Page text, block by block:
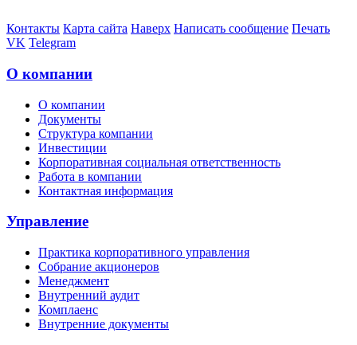
Контакты Карта сайта Наверх Написать сообщение Печать
VK Telegram
О компании
О компании
Документы
Структура компании
Инвестиции
Корпоративная социальная ответственность
Работа в компании
Контактная информация
Управление
Практика корпоративного управления
Собрание акционеров
Менеджмент
Внутренний аудит
Комплаенс
Внутренние документы